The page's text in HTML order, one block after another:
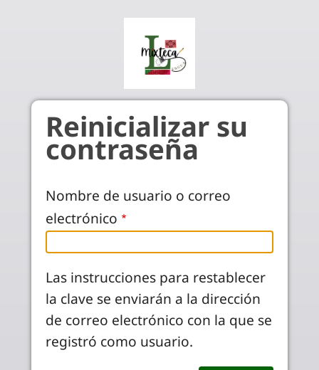
Reinicializar su
contraseña
Nombre de usuario o correo
electrónico
Las instrucciones para restablecer
la clave se enviarán a la dirección
de correo electrónico con la que se
registró como usuario.